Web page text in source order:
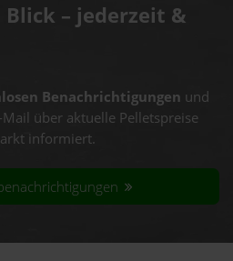
– jederzeit &
Benachrichtigungen und
über aktuelle Pelletspreise
informiert.